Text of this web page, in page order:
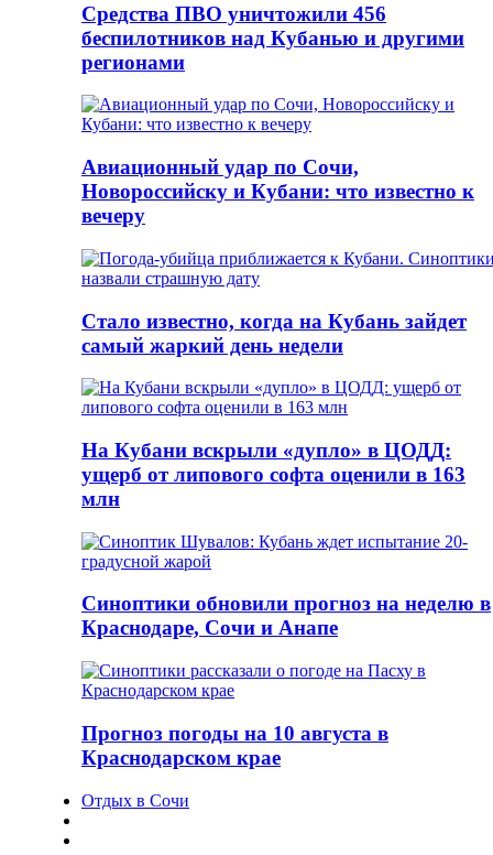
Средства ПВО уничтожили 456
беспилотников над Кубанью и другими
регионами
Авиационный удар по Сочи,
Новороссийску и Кубани: что известно к
вечеру
Стало известно, когда на Кубань зайдет
самый жаркий день недели
На Кубани вскрыли «дупло» в ЦОДД:
ущерб от липового софта оценили в 163
млн
Синоптики обновили прогноз на неделю в
Краснодаре, Сочи и Анапе
Прогноз погоды на 10 августа в
Краснодарском крае
Отдых в Сочи